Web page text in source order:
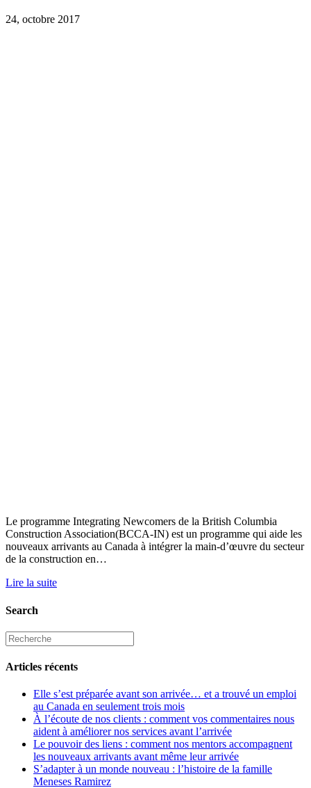
24, octobre 2017
Le programme Integrating Newcomers de la British Columbia
Construction Association(BCCA-IN) est un programme qui aide les
nouveaux arrivants au Canada à intégrer la main-d’œuvre du secteur
de la construction en…
Lire la suite
Search
Articles récents
Elle s’est préparée avant son arrivée… et a trouvé un emploi
au Canada en seulement trois mois
À l’écoute de nos clients : comment vos commentaires nous
aident à améliorer nos services avant l’arrivée
Le pouvoir des liens : comment nos mentors accompagnent
les nouveaux arrivants avant même leur arrivée
S’adapter à un monde nouveau : l’histoire de la famille
Meneses Ramirez